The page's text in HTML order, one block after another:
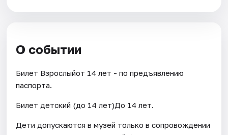
О событии
Билет Взрослыйот 14 лет - по предъявлению
паспорта.
Билет детский (до 14 лет)До 14 лет.
Дети допускаются в музей только в сопровождении